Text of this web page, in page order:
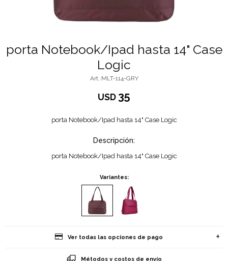
porta Notebook/Ipad hasta 14" Case
Logic
MLT-114-GRY
USD 35
porta Notebook/Ipad hasta 14" Case Logic
Descripción:
porta Notebook/Ipad hasta 14" Case Logic
Variantes:
Ver todas las opciones de pago
Métodos y costos de envío